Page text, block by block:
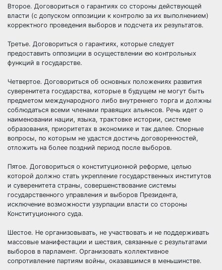
Второе. Договориться о гарантиях со стороны действующей
власти (с допуском оппозиции к контролю за их выполнением)
корректного проведения выборов и подсчета их результатов.
Третье. Договориться о гарантиях, которые следует
предоставить оппозиции в осуществлении ею контрольных
функций в государстве.
Четвертое. Договориться об основных положениях развития
суверенитета государства, которые в будущем не могут быть
предметом международного либо внутреннего торга и должны
соблюдаться всеми членами правящих альянсов. Речь идет о
наименовании нации, языка, трактовке истории, системе
образования, приоритетах в экономике и так далее. Спорные
вопросы, по которым не удастся достичь договоренностей,
отложить на более поздний период после выборов.
Пятое. Договориться о конституционной реформе, целью
которой должно стать укрепление государственных институтов
и суверенитета страны, совершенствование системы
государственного управления и выборов Президента,
исключение возможности узурпации власти со стороны
Конституционного суда.
Шестое. Не организовывать, не участвовать и не поддерживать
массовые манифестации и шествия, связанные с результатами
выборов в парламент. Организовать коллективное
сопротивление партиям войны, оказавшимся в меньшинстве.